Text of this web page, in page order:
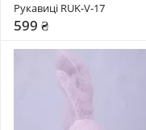
Рукавиці RUK-V-17
599 ₴